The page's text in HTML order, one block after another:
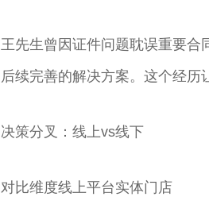
王先生曾因证件问题耽误重要合
后续完善的解决方案。这个经历
决策分叉：线上vs线下
对比维度线上平台实体门店